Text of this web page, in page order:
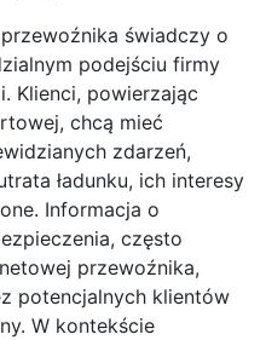
świadczy o
podejściu firmy
Klienci, powierzając
chcą mieć
zdarzeń,
ładunku, ich interesy
Informacja o
często
przewoźnika,
potencjalnych klientów
W kontekście